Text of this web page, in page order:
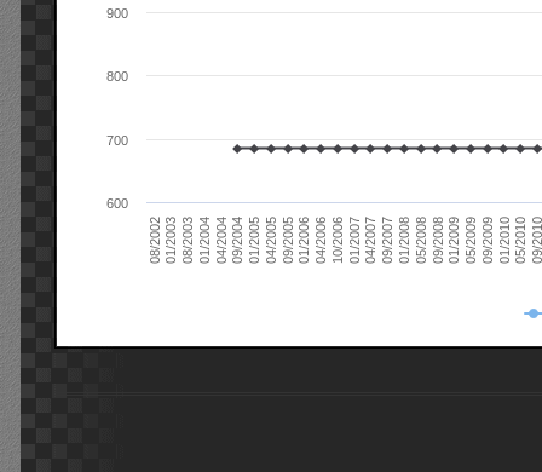
08/200201/200308/200301/200404/200409/200401/200504/200509/200501/200604/200610/200601/200704/200709/200701/200805/200809/200801/200905/200909/200901/201005/201009/
600
700
800
900